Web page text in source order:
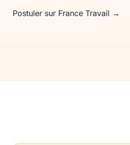
Postuler sur France Travail →